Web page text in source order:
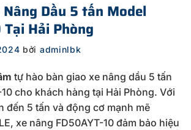
Nâng Dầu 5 tấn Model
Tại Hải Phòng
bởi adminlbk
tự hào bàn giao xe nâng dầu 5 tấn
cho khách hàng tại Hải Phòng. Với
đến 5 tấn và động cơ mạnh mẽ
xe nâng FD50AYT-10 đảm bảo hiệu